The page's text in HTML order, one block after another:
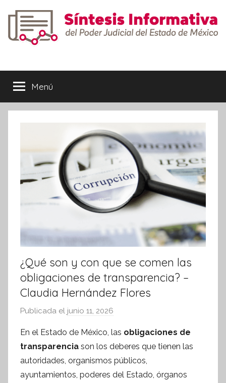
contenido
Menú
¿Qué son y con que se comen las
obligaciones de transparencia? –
Claudia Hernández Flores
Publicada el junio 11, 2026
r
S
í
n
En el Estado de México, las obligaciones de
transparencia son los deberes que tienen las
autoridades, organismos públicos,
ayuntamientos, poderes del Estado, órganos